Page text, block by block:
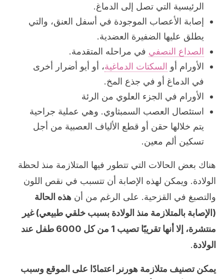
الرئيسية التي تصل إلى الدماغ.
إصابة الأعصاب الموجودة في أسفل العنق، والتي
يطلق عليها الضفيرة العضدية.
الصداع النصفي في مراحله المتقدمة.
الأورام أو السكتات الدماغية، أو أيو أضرار أخرى
في الدماغ أو في جذع المخ.
الأورام في الجزء العلوي من الرئة
استئصال العصب السمبثاوي. وهي عملية جراحية
يتم خلالها حقن أو قطع الألياف العصبية من أجل
تسكين ألم معين.
هناك بعض الحالات التي تتطور فيها المتلازمة منذ لحظة
الولادة. ويمكن لهذه الإصابة أن تتسبب في نقص اللون
والتصبغ في القزحية. على الرغم من أن هذه الحالة
(الإصابة بالمتلازمة منذ الولادة بسبب خلقي طبيعي) غير
منتشرة، إلا أنها تقريبًا تصيب 1 من كل 6000 طفل عند
الولادة.
يمكن تصنيف متلازمة هورنر اعتمادًا على الموقع وسبب